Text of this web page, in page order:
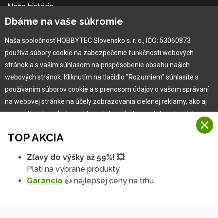
Naša história
Kariéra
Pre zákazníka
Garancia najlepšej ceny
Užívateľský manuál
Obchodné podmienky
Zákazník & partner
Novinky
TOP AKCIA
Zľavy do výšky až 59%! 💥
Platí na vybrané produkty.
Garancia 👍 najlepšej ceny na trhu.
Dbáme na vaše súkromie
Naša spoločnosť HOBBYTEC Slovensko s. r. o., IČO: 53060873
používa súbory cookie na zabezpečenie funkčnosti webových
stránok a s vaším súhlasom na prispôsobenie obsahu našich
webových stránok. Kliknutím na tlačidlo "Rozumiem" súhlasíte s
používaním súborov cookie a s prenosom údajov o vašom správaní
na webovej stránke na účely zobrazovania cielenej reklamy, ako aj
na sociálnych sieťach a reklamných sieťach na iných webových
Viac informácií
Na našich webových stránkach používame niekoľko kategórií
Rozumiem